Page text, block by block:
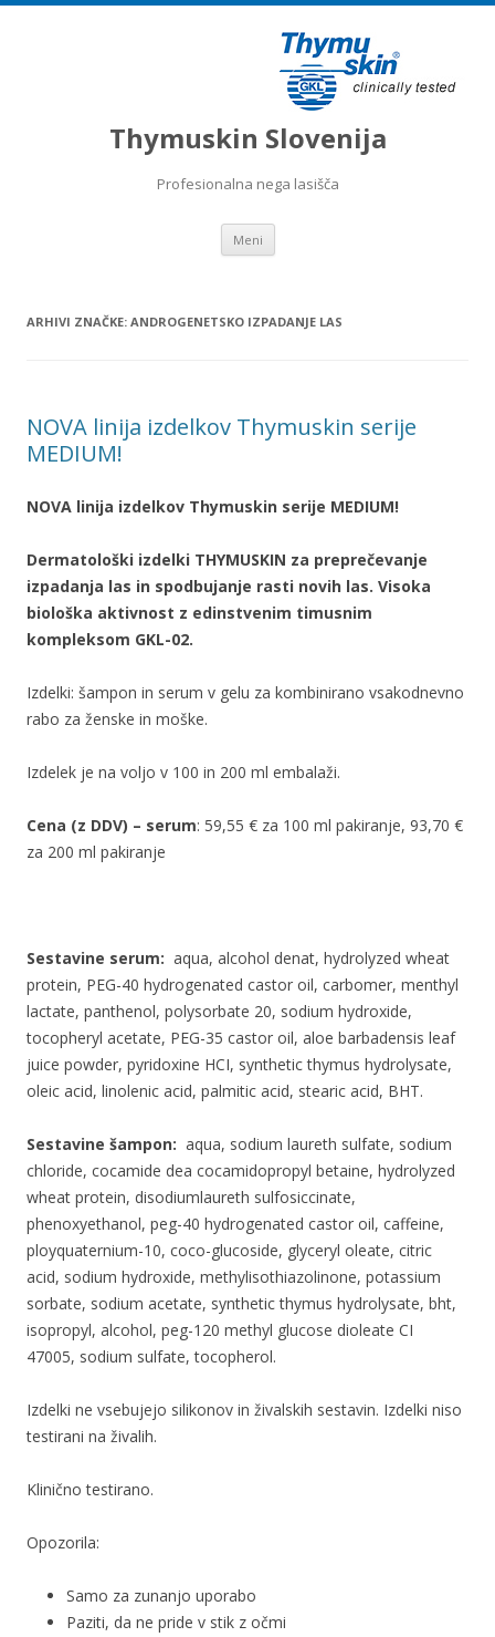
Thymuskin Slovenija
Profesionalna nega lasišča
Meni Preskoči na vsebino
ARHIVI ZNAČKE: ANDROGENETSKO IZPADANJE LAS
NOVA linija izdelkov Thymuskin serije
MEDIUM!
NOVA linija izdelkov Thymuskin serije MEDIUM!
Dermatološki izdelki THYMUSKIN za preprečevanje
izpadanja las in spodbujanje rasti novih las. Visoka
biološka aktivnost z edinstvenim timusnim
kompleksom GKL-02.
Izdelki: šampon in serum v gelu za kombinirano vsakodnevno
rabo za ženske in moške.
Izdelek je na voljo v 100 in 200 ml embalaži.
Cena (z DDV) – serum: 59,55 € za 100 ml pakiranje, 93,70 €
za 200 ml pakiranje
Sestavine serum: aqua, alcohol denat, hydrolyzed wheat
protein, PEG-40 hydrogenated castor oil, carbomer, menthyl
lactate, panthenol, polysorbate 20, sodium hydroxide,
tocopheryl acetate, PEG-35 castor oil, aloe barbadensis leaf
juice powder, pyridoxine HCI, synthetic thymus hydrolysate,
oleic acid, linolenic acid, palmitic acid, stearic acid, BHT.
Sestavine šampon: aqua, sodium laureth sulfate, sodium
chloride, cocamide dea cocamidopropyl betaine, hydrolyzed
wheat protein, disodiumlaureth sulfosiccinate,
phenoxyethanol, peg-40 hydrogenated castor oil, caffeine,
ployquaternium-10, coco-glucoside, glyceryl oleate, citric
acid, sodium hydroxide, methylisothiazolinone, potassium
sorbate, sodium acetate, synthetic thymus hydrolysate, bht,
isopropyl, alcohol, peg-120 methyl glucose dioleate CI
47005, sodium sulfate, tocopherol.
Izdelki ne vsebujejo silikonov in živalskih sestavin. Izdelki niso
testirani na živalih.
Klinično testirano.
Opozorila:
Samo za zunanjo uporabo
Paziti, da ne pride v stik z očmi